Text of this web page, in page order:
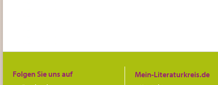
Folgen Sie uns auf